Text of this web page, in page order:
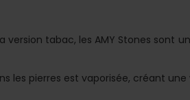
version tabac, les AMY Stones sont
les pierres est vaporisée, créant